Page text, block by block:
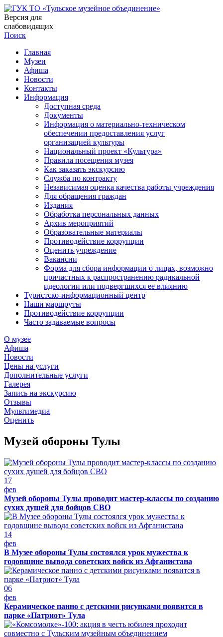
Версия для
слабовидящих
Поиск
Главная
Музеи
Афиша
Новости
Контакты
Информация
Доступная среда
Документы
Информация о материально-техническом
обеспечении предоставления услуг
организацией культуры
Национальный проект «Культура»
Правила посещения музея
Как заказать экскурсию
Служба по контракту
Независимая оценка качества работы учреждения
Для обращения граждан
Издания
Обработка персональных данных
Архив мероприятий
Образовательные материалы
Противодействие коррупции
Оценить учреждение
Вакансии
Форма для сбора информации о лицах, возможно
причастных к распространению радикальной
идеологии или подвергшихся ее влиянию
Туристско-информационный центр
Наши маршруты
Противодействие коррупции
Часто задаваемые вопросы
О музее
Афиша
Новости
Цены на услуги
Дополнительные услуги
Галерея
Запись на экскурсию
Отзывы
Мультимедиа
Оценить
Музей обороны Тулы
17
фев
Музей обороны Тулы проводит мастер-классы по созданию
сухих душей для бойцов СВО
14
фев
В Музее обороны Тулы состоялся урок мужества к
годовщине вывода советских войск из Афганистана
06
фев
Керамическое панно с детскими рисунками появится в
парке «Патриот» Тула